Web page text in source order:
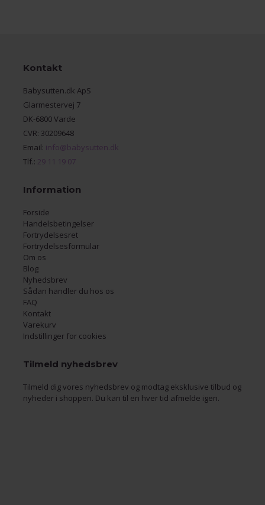
Kontakt
Babysutten.dk ApS
Glarmestervej 7
DK-6800 Varde
CVR: 30209648
Email: info@babysutten.dk
Tlf.: 29 11 19 07
Information
Forside
Handelsbetingelser
Fortrydelsesret
Fortrydelsesformular
Om os
Blog
Nyhedsbrev
Sådan handler du hos os
FAQ
Kontakt
Varekurv
Indstillinger for cookies
Tilmeld nyhedsbrev
Tilmeld dig vores nyhedsbrev og modtag eksklusive tilbud og
nyheder i shoppen. Du kan til en hver tid afmelde igen.